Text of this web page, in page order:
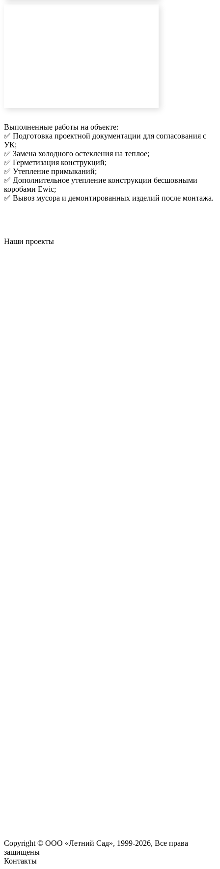
Выполненные работы на объекте:
✅ Подготовка проектной документации для согласования с
УК;
✅ Замена холодного остекления на теплое;
✅ Герметизация конструкций;
✅ Утепление примыканий;
✅ Дополнительное утепление конструкции бесшовными
коробами Ewic;
✅ Вывоз мусора и демонтированных изделий после монтажа.
Наши проекты
Copyright © ООО «Летний Сад», 1999-2026, Все права
защищены
Контакты